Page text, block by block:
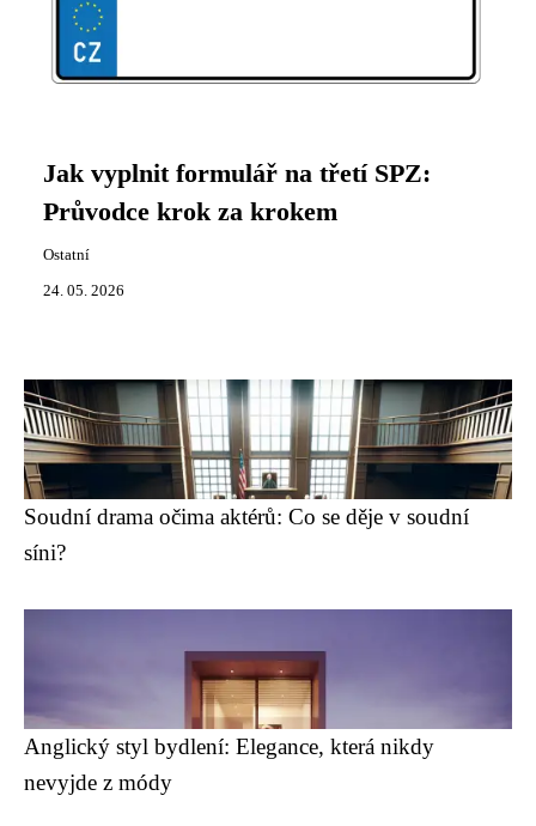
Jak vyplnit formulář na třetí SPZ:
Průvodce krok za krokem
Ostatní
24. 05. 2026
Soudní drama očima aktérů: Co se děje v soudní
síni?
Anglický styl bydlení: Elegance, která nikdy
nevyjde z módy